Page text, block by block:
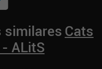
similaresCats
ALitS